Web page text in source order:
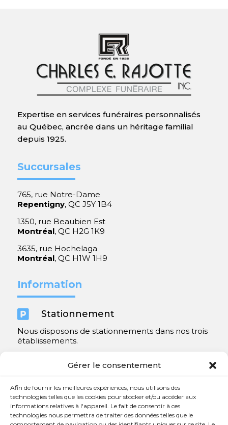
Gérer le consentement
Afin de fournir les meilleures expériences, nous utilisons des
technologies telles que les cookies pour stocker et/ou accéder aux
informations relatives à l'appareil. Le fait de consentir à ces
technologies nous permettra de traiter des données telles que le
Expertise en services funéraires personnalisés
au Québec, ancrée dans un héritage familial
depuis 1925.
Succursales
765, rue Notre-Dame
Repentigny, QC J5Y 1B4
1350, rue Beaubien Est
Montréal, QC H2G 1K9
3635, rue Hochelaga
Montréal, QC H1W 1H9
Information
 Stationnement
Nous disposons de stationnements dans nos trois
établissements.
Contact
 450 654-3342